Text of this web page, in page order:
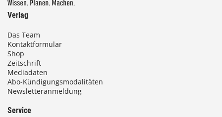
Verlag
Das Team
Kontaktformular
Shop
Zeitschrift
Mediadaten
Abo-Kündigungsmodalitäten
Newsletteranmeldung
Service